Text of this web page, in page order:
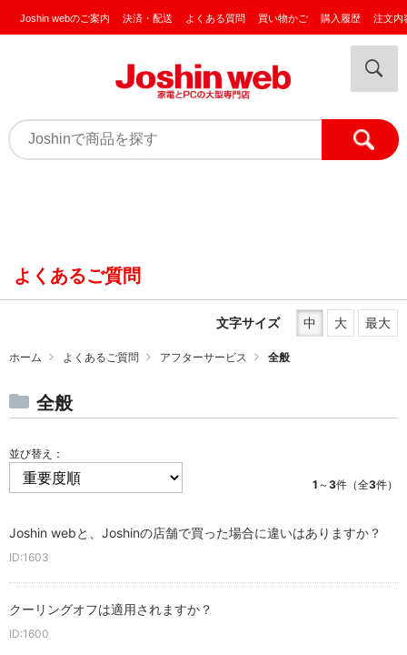
Joshin webのご案内 決済・配送 よくある質問 買い物かご 購入履歴 注文内
よくあるご質問
文字サイズ 中 大 最大
ホーム よくあるご質問 アフターサービス 全般
全般
並び替え：
1 ～3件（全3件）
Joshin webと、Joshinの店舗で買った場合に違いはありますか？
ID:1603
クーリングオフは適用されますか？
ID:1600